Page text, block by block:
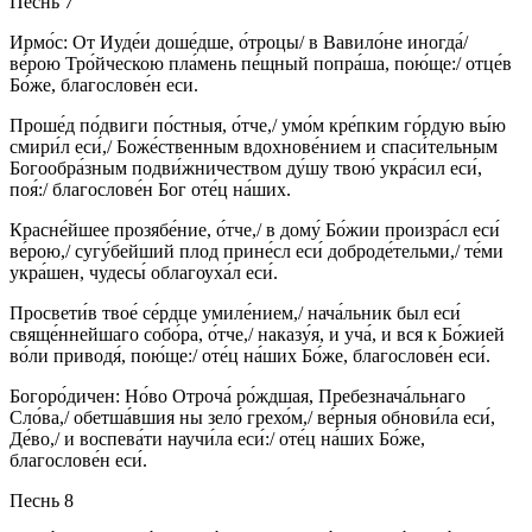
Ирмо́с: От Иуде́и доше́дше, о́троцы/ в Вавило́не иногда́/
ве́рою Тро́йческою пла́мень пе́щный попра́ша, пою́ще:/ отце́в
Бо́же, благослове́н еси.
Проше́д по́двиги по́стныя, о́тче,/ умо́м кре́пким го́рдую вы́ю
смири́л еси́,/ Боже́ственным вдохнове́нием и спаси́тельным
Богообра́зным подви́жничеством ду́шу твою́ укра́сил еси́,
поя́:/ благослове́н Бог оте́ц на́ших.
Красне́йшее прозябе́ние, о́тче,/ в дому́ Бо́жии произра́сл еси́
ве́рою,/ сугу́бейший плод прине́сл еси́ доброде́тельми,/ те́ми
укра́шен, чудесы́ облагоуха́л еси́.
Просвети́в твое́ се́рдце умиле́нием,/ нача́льник был еси́
свяще́ннейшаго собо́ра, о́тче,/ наказу́я, и уча́, и вся к Бо́жией
во́ли приводя́, пою́ще:/ оте́ц на́ших Бо́же, благослове́н еси́.
Богоро́дичен: Но́во Отроча́ ро́ждшая, Пребезнача́льнаго
Сло́ва,/ обетша́вшия ны зело́ грехо́м,/ ве́рныя обнови́ла еси́,
Де́во,/ и воспева́ти научи́ла еси́:/ оте́ц на́ших Бо́же,
благослове́н еси́.
Песнь 8